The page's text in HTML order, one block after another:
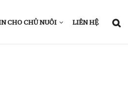
CHO CHỦ NUÔI LIÊN HỆ